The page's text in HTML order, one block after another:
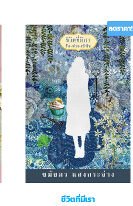
ลดราคา!
ชีวิตที่มีเรา